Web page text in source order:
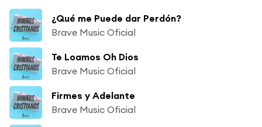
¿Qué me Puede dar Perdón?
Brave Music Oficial
Te Loamos Oh Dios
Brave Music Oficial
Firmes y Adelante
Brave Music Oficial